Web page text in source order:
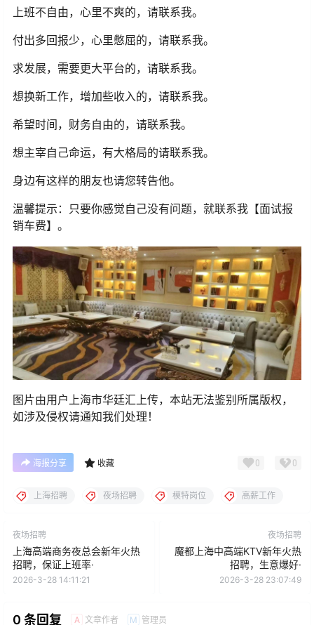
上班不自由，心里不爽的，请联系我。
付出多回报少，心里憋屈的，请联系我。
求发展，需要更大平台的，请联系我。
想换新工作，增加些收入的，请联系我。
希望时间，财务自由的，请联系我。
想主宰自己命运，有大格局的请联系我。
身边有这样的朋友也请您转告他。
温馨提示：只要你感觉自己没有问题，就联系我【面试报
销车费】。
图片由用户上海市华廷汇上传，本站无法鉴别所属版权，
如涉及侵权请通知我们处理！
海报分享 收藏 0 0
上海招聘 夜场招聘 模特岗位 高薪工作
夜场招聘
上海高端商务夜总会新年火热
招聘，保证上班率·
2026-3-28 14:11:21
夜场招聘
魔都上海中高端KTV新年火热
招聘，生意爆好·
2026-3-28 23:07:49
0 条回复 A 文章作者 M 管理员